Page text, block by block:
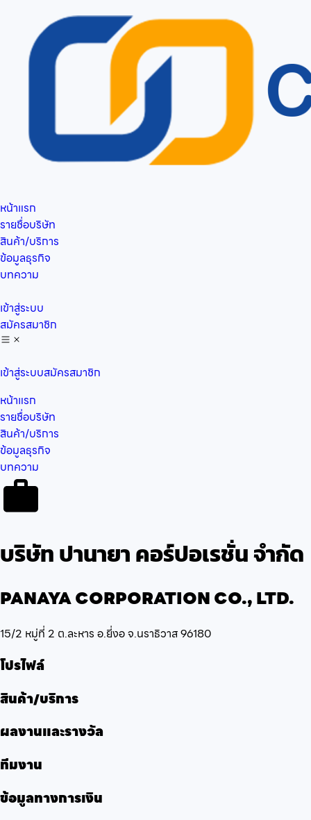
หน้าแรก
รายชื่อบริษัท
สินค้า/บริการ
ข้อมูลธุรกิจ
บทความ
เข้าสู่ระบบ
สมัครสมาชิก
เข้าสู่ระบบสมัครสมาชิก
หน้าแรก
รายชื่อบริษัท
สินค้า/บริการ
ข้อมูลธุรกิจ
บทความ
บริษัท ปานายา คอร์ปอเรชั่น จำกัด
PANAYA CORPORATION CO., LTD.
15/2 หมู่ที่ 2 ต.ละหาร อ.ยี่งอ จ.นราธิวาส 96180
โปรไฟล์
สินค้า/บริการ
ผลงานและรางวัล
ทีมงาน
ข้อมูลทางการเงิน